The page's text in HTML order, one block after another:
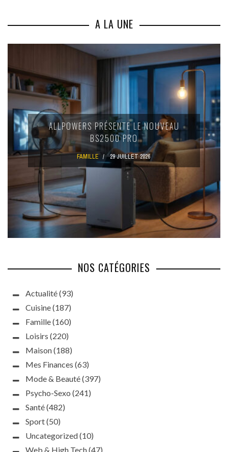
A LA UNE
ALLPOWERS PRÉSENTE LE NOUVEAU
BS2500 PRO
FAMILLE 29 JUILLET 2026
NOS CATÉGORIES
Actualité(93)
Cuisine(187)
Famille(160)
Loisirs (220)
Maison(188)
Mes Finances (63)
Mode & Beauté(397)
Psycho-Sexo (241)
Santé(482)
Sport(50)
Uncategorized(10)
Web & High Tech(47)